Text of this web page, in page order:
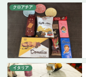
クロアチア
イタリア